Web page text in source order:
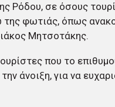
Ρόδου, σε όσους
φωτιάς, όπως
Μητσοτάκης.
που το
άνοιξη, για να